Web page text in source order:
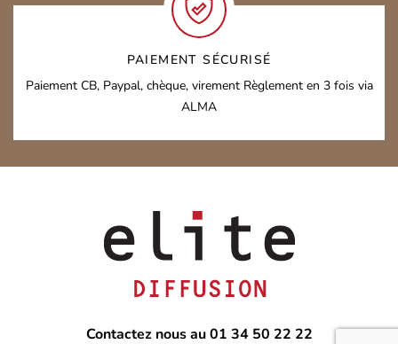
PAIEMENT SÉCURISÉ
Paiement CB, Paypal, chèque, virementRèglement en 3 fois via
ALMA
Contactez nous au 01 34 50 22 22